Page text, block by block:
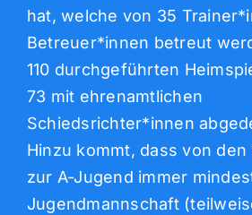
hat, welche von 35
Betreuer*innen betreut
110 durchgeführten
73 mit ehrenamtlichen
Schiedsrichter*innen
Hinzu kommt, dass von den
zur A-Jugend immer
Jugendmannschaft